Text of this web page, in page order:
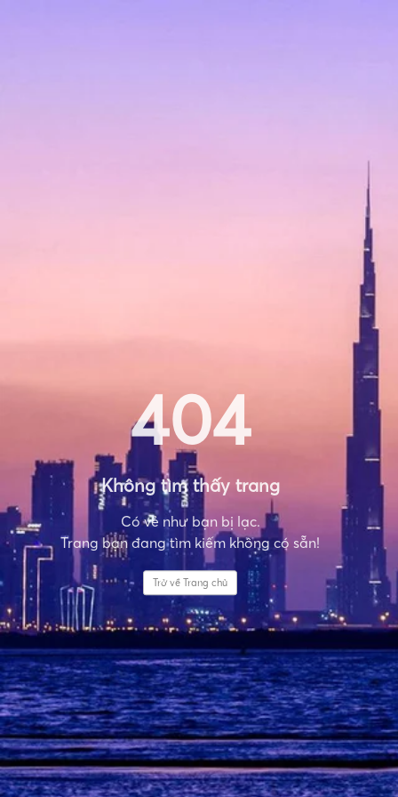
404
Không tìm thấy trang
Có vẻ như bạn bị lạc.
Trang bạn đang tìm kiếm không có sẵn!
Trở về Trang chủ